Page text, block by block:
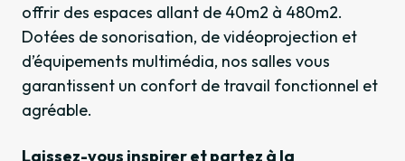
offrir des espaces allant de 40m2 à 480m2.
Dotées de sonorisation, de vidéoprojection et
d’équipements multimédia, nos salles vous
garantissent un confort de travail fonctionnel et
agréable.
Laissez-vous inspirer et partez à la